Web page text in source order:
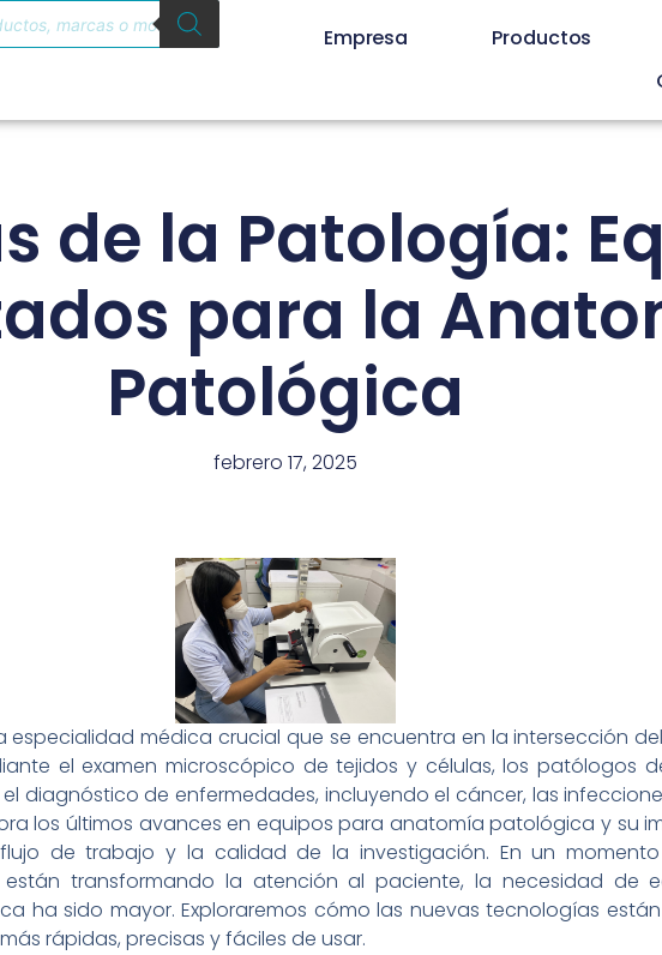
Empresa Productos
de la Patología:
para la
Patológica
febrero 17, 2025
médica crucial que se encuentra en la intersección
el examen microscópico de tejidos y células, los patólogos
diagnóstico de enfermedades, incluyendo el cáncer, las
los últimos avances en equipos para anatomía patológica y su
de trabajo y la calidad de la investigación. En un
transformando la atención al paciente, la necesidad de
ha sido mayor. Exploraremos cómo las nuevas tecnologías
rápidas, precisas y fáciles de usar.